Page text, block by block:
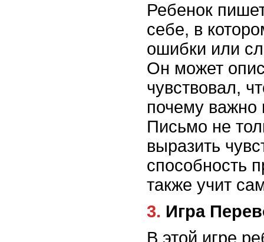
Ребенок
себе, в
ошибки или
Он может
чувствовал,
почему важно
Письмо не
выразить
способность
также учит
3. Игра
В этой игре